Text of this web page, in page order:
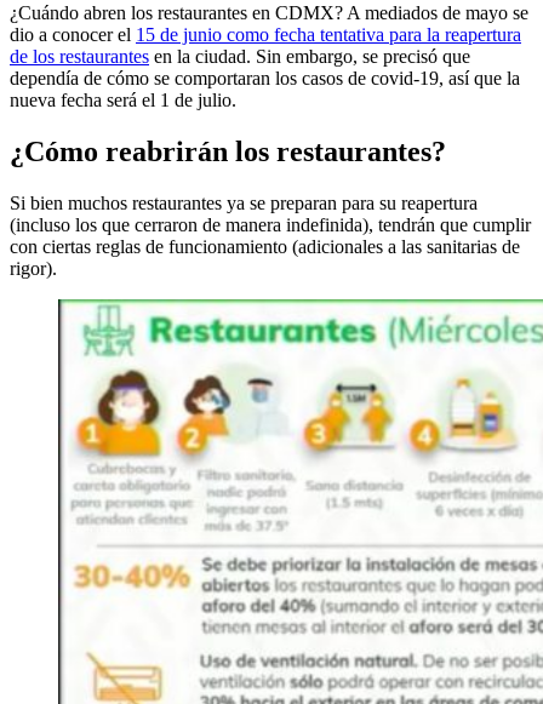
¿Cuándo abren los restaurantes en CDMX? A mediados de mayo se
dio a conocer el 15 de junio como fecha tentativa para la reapertura
de los restaurantes en la ciudad. Sin embargo, se precisó que
dependía de cómo se comportaran los casos de covid-19, así que la
nueva fecha será el 1 de julio.
¿Cómo reabrirán los restaurantes?
Si bien muchos restaurantes ya se preparan para su reapertura
(incluso los que cerraron de manera indefinida), tendrán que cumplir
con ciertas reglas de funcionamiento (adicionales a las sanitarias de
rigor).